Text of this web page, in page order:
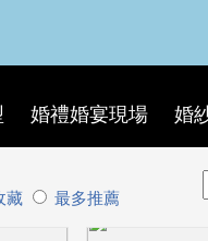
婚禮婚宴現場
婚
藏 最多推薦